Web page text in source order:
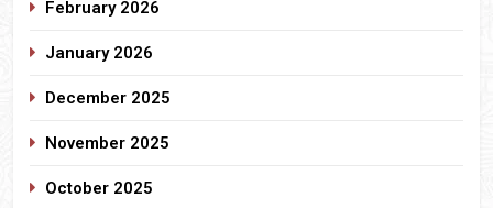
February 2026
January 2026
December 2025
November 2025
October 2025